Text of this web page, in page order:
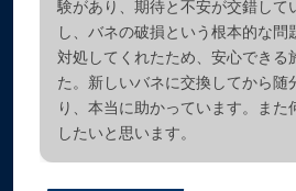
験があり、期待と不安が交錯して
し、バネの破損という根本的な問
対処してくれたため、安心できる
た。新しいバネに交換してから随
り、本当に助かっています。また
したいと思います。